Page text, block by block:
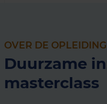
OVER DE OPLEIDING
Duurzame
masterclass